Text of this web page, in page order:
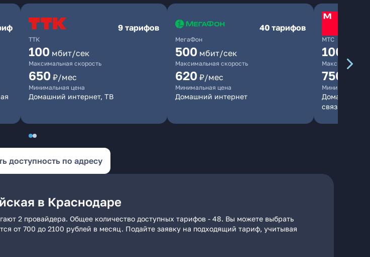
ТТК
9 тарифов
100 мбит/сек
Максимальная скорость
650 ₽/мес
Минимальная цена
Домашний интернет, ТВ
МегаФон
40 тарифов
500 мбит/сек
Максимальная скорость
620 ₽/мес
Минимальная цена
Домашний интернет
МТС
1000
Максимальная
750
Минимальная
Домашний
связь
доступность по адресу
в Краснодаре
2 провайдера. Общее количество доступных тарифов - 48. Вы можете выбрать
от 700 до 2100 рублей в месяц. Подайте заявку на подходящий тариф, учитывая